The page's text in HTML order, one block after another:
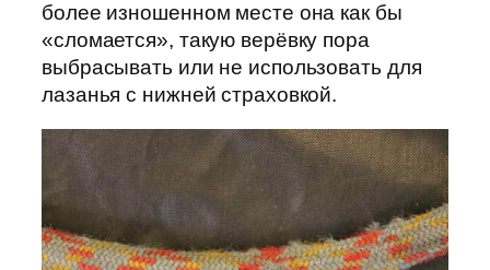
более изношенном месте она как бы
«сломается», такую верёвку пора
выбрасывать или не использовать для
лазанья с нижней страховкой.